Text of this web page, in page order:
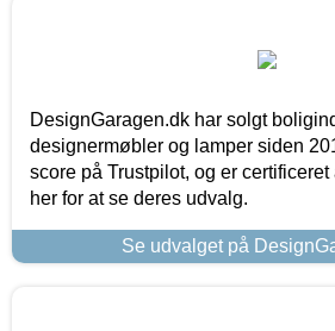
DesignGaragen.dk har solgt
designermøbler og lamper siden
score på Trustpilot, og er
her for at se deres udvalg.
Se udvalget på